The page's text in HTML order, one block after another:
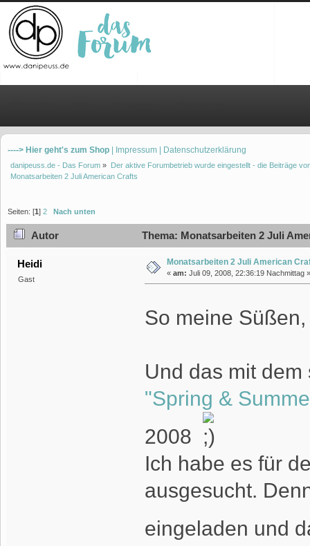
----> Hier geht's zum Shop | Impressum | Datenschutzerklärung
danipeuss.de - Das Forum » Der aktive Forumbetrieb wurde eingestellt - die Beiträge
Monatsarbeiten 2 Juli American Crafts
Seiten: [1]2 Nach unten
Autor Thema: Monatsarbeiten 2 Juli
Heidi
Gast
Monatsarbeiten 2 Juli American
« am: Juli 09, 2008, 22:36:19 Nachmittag »
So meine
Und das mit
"Spring &
2008
Ich habe es für
ausgesucht.
eingeladen und